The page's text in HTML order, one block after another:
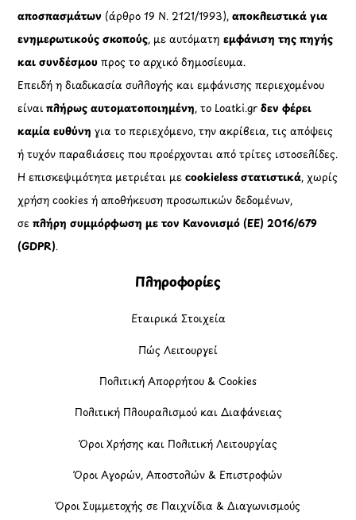
αποσπασμάτων (άρθρο 19 Ν. 2121/1993), αποκλειστικά για
ενημερωτικούς σκοπούς, με αυτόματηεμφάνιση της πηγής
και συνδέσμου προς το αρχικό δημοσίευμα.
Επειδή η διαδικασία συλλογής και εμφάνισης περιεχομένου
είναιπλήρως αυτοματοποιημένη, το Loatki.grδεν φέρει
καμία ευθύνη για το περιεχόμενο, την ακρίβεια, τις απόψεις
ή τυχόν παραβιάσεις που προέρχονται από τρίτες ιστοσελίδες.
Η επισκεψιμότητα μετριέται μεcookieless στατιστικά, χωρίς
χρήση cookies ή αποθήκευση προσωπικών δεδομένων,
σεπλήρη συμμόρφωση με τον Κανονισμό (ΕΕ) 2016/679
(GDPR).
Πληροφορίες
Εταιρικά Στοιχεία
Πώς Λειτουργεί
Πολιτική Απορρήτου & Cookies
Πολιτική Πλουραλισμού και Διαφάνειας
Όροι Χρήσης και Πολιτική Λειτουργίας
Όροι Αγορών, Αποστολών & Επιστροφών
Όροι Συμμετοχής σε Παιχνίδια & Διαγωνισμούς